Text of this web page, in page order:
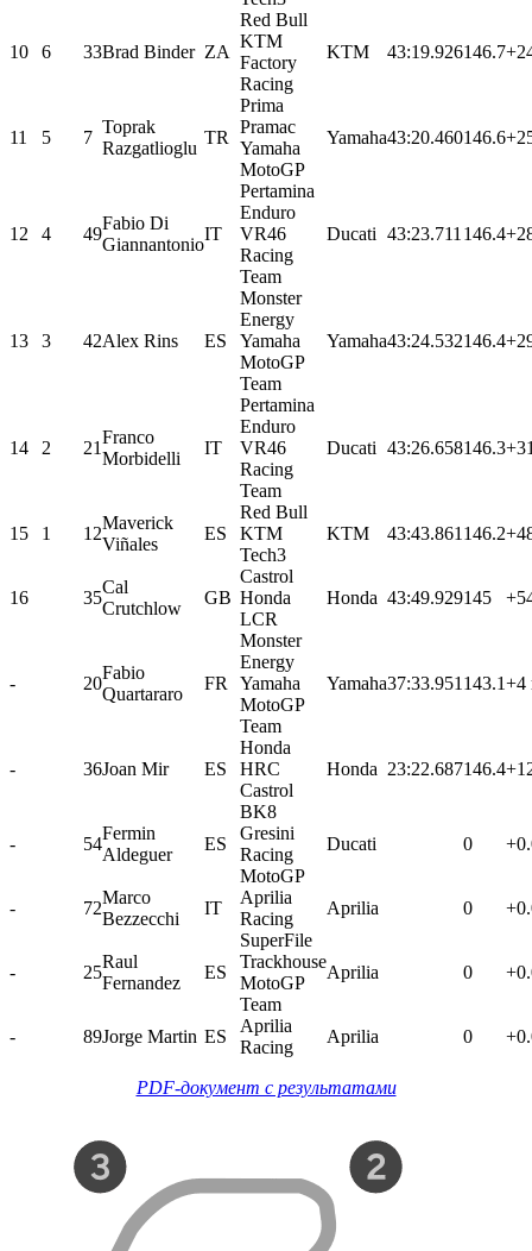
10 6 33Brad Binder ZA
Red Bull
KTM
Factory
Racing
KTM 43:19.926146.7
11 5 7
Toprak
Razgatlioglu
TR
Prima
Pramac
Yamaha
MotoGP
Yamaha43:20.460146.6
12 4 49
Fabio Di
Giannantonio
IT
Pertamina
Enduro
VR46
Racing
Team
Ducati 43:23.711 146.4
13 3 42Alex Rins ES
Monster
Energy
Yamaha
MotoGP
Team
Yamaha43:24.532146.4
14 2 21
Franco
Morbidelli
IT
Pertamina
Enduro
VR46
Racing
Team
Ducati 43:26.658146.3
15 1 12
Maverick
Viñales
ES
Red Bull
KTM
Tech3
KTM 43:43.861 146.2
16 35
Cal
Crutchlow
GB
Castrol
Honda
LCR
Honda 43:49.929145
- 20
Fabio
Quartararo
FR
Monster
Energy
Yamaha
MotoGP
Team
Yamaha37:33.951 143.1+4
- 36Joan Mir ES
Honda
HRC
Castrol
Honda 23:22.687146.4
- 54
Fermin
Aldeguer
ES
BK8
Gresini
Racing
MotoGP
Ducati 0
- 72
Marco
Bezzecchi
IT
Aprilia
Racing
Aprilia 0
- 25
Raul
Fernandez
ES
SuperFile
Trackhouse
MotoGP
Team
Aprilia 0
- 89Jorge Martin ES
Aprilia
Racing
Aprilia 0
PDF-документ с результатами